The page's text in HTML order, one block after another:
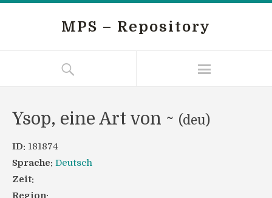
MPS – Repository
Ysop, eine Art von ~ (deu)
ID: 181874
Sprache: Deutsch
Zeit:
Region: